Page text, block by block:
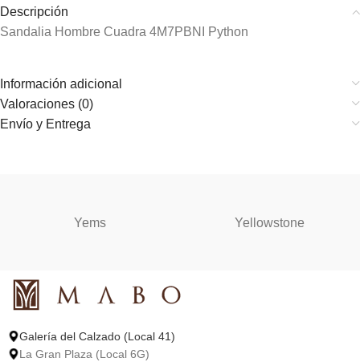
Descripción
Sandalia Hombre Cuadra 4M7PBNI Python
Información adicional
Valoraciones (0)
Envío y Entrega
Yems Yellowstone
Galería del Calzado (Local 41)
La Gran Plaza (Local 6G)